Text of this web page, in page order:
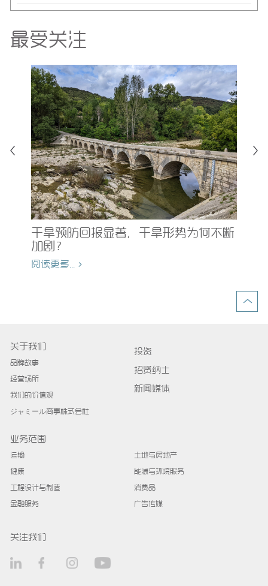
最受关注
干旱预防回报显著，干旱形势为何不断
加剧？
阅读更多... >
关于我们
品牌故事
经营场所
我们的价值观
ジャミール商事株式会社
投资
招贤纳士
新闻媒体
业务范围
运输
健康
工程设计与制造
金融服务
土地与房地产
能源与环境服务
消费品
广告传媒
关注我们